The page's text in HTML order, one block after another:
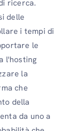
ricerca.
delle
i tempi di
le
l'hosting
la
che
della
da uno a